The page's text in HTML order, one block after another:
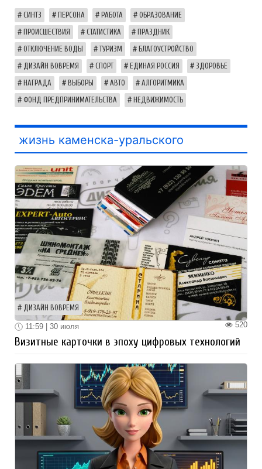
СИНТЗ ПЕРСОНА РАБОТА ОБРАЗОВАНИЕ
ПРОИСШЕСТВИЯ СТАТИСТИКА ПРАЗДНИК
ОТКЛЮЧЕНИЕ ВОДЫ ТУРИЗМ БЛАГОУСТРОЙСТВО
ДИЗАЙН ВОВРЕМЯ СПОРТ ЕДИНАЯ РОССИЯ ЗДОРОВЬЕ
НАГРАДА ВЫБОРЫ АВТО АЛГОРИТМИКА
ФОНД ПРЕДПРИНИМАТЕЛЬСТВА НЕДВИЖИМОСТЬ
жизнь каменска-уральского
ДИЗАЙН ВОВРЕМЯ
520
11:59 | 30 июля
Визитные карточки в эпоху цифровых технологий